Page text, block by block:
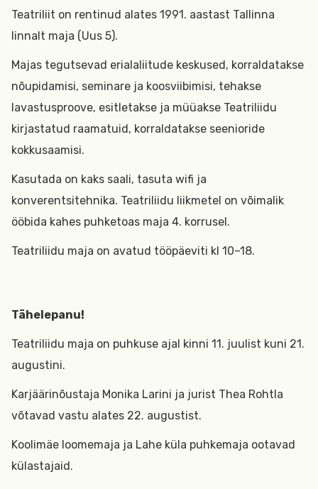
Teatriliit on rentinud alates 1991. aastast Tallinna
linnalt maja (Uus 5).
Majas tegutsevad erialaliitude keskused, korraldatakse
nõupidamisi, seminare ja koosviibimisi, tehakse
lavastusproove, esitletakse ja müüakse Teatriliidu
kirjastatud raamatuid, korraldatakse seenioride
kokkusaamisi.
Kasutada on kaks saali, tasuta wifi ja
konverentsitehnika. Teatriliidu liikmetel on võimalik
ööbida kahes puhketoas maja 4. korrusel.
Teatriliidu maja on avatud tööpäeviti kl 10–18.
Tähelepanu!
Teatriliidu maja on puhkuse ajal kinni 11. juulist kuni 21.
augustini.
Karjäärinõustaja Monika Larini ja jurist Thea Rohtla
võtavad vastu alates 22. augustist.
Koolimäe loomemaja ja Lahe küla puhkemaja ootavad
külastajaid.